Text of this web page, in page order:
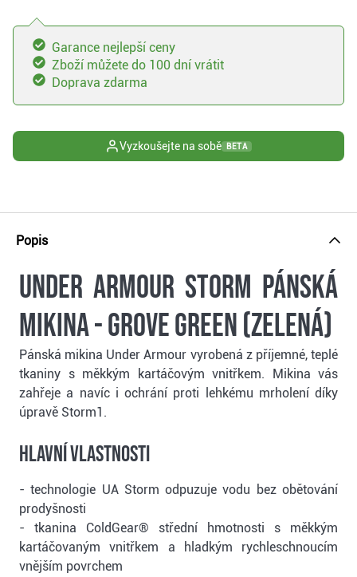
Garance nejlepší ceny
Zboží můžete do 100 dní vrátit
Doprava zdarma
Vyzkoušejte na sobě BETA
Popis
Under Armour Storm pánská
mikina - grove green (zelená)
Pánská mikina Under Armour vyrobená z příjemné, teplé
tkaniny s měkkým kartáčovým vnitřkem. Mikina vás
zahřeje a navíc i ochrání proti lehkému mrholení díky
úpravě Storm1.
Hlavní vlastnosti
- technologie UA Storm odpuzuje vodu bez obětování
prodyšnosti
- tkanina ColdGear® střední hmotnosti s měkkým
kartáčovaným vnitřkem a hladkým rychleschnoucím
vnějším povrchem